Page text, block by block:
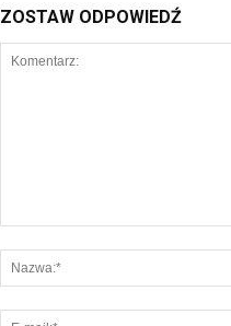
ZOSTAW ODPOWIEDŹ